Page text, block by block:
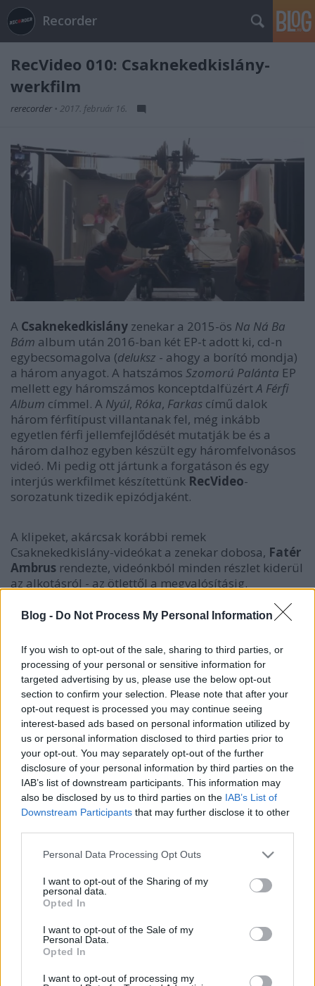
Blog - Do Not Process My Personal Information
If you wish to opt-out of the sale, sharing to third parties, or
processing of your personal or sensitive information for
targeted advertising by us, please use the below opt-out
section to confirm your selection. Please note that after your
opt-out request is processed you may continue seeing
interest-based ads based on personal information utilized by
us or personal information disclosed to third parties prior to
your opt-out. You may separately opt-out of the further
disclosure of your personal information by third parties on the
IAB’s list of downstream participants. This information may
also be disclosed by us to third parties on the IAB’s List of
Downstream Participants that may further disclose it to other
Please note that this website/app uses one or more Google
not limited to your visit or usage behaviour. You may click to
grant or deny consent to Google and its third-party tags to
use your data for below specified purposes in below Google
consent section.
Personal Data Processing Opt Outs
I want to opt-out of the Sharing of my
personal data.
Opted In
I want to opt-out of the Sale of my
Personal Data.
Opted In
I want to opt-out of processing my
Recorder
RecVideo 010: Csaknekedkislány-
werkfilm
rerecorder • 2017. február 16.
A Csaknekedkislány zenekar a 2015-ös Na Ná Ba
Bám album után 2016-ban két EP-t adott ki, cd-n
egybecsomagolva (deluksz - ahogy a borító mondja)
a három anyagot. A hatszámos Szomorú Palánta EP
mellett egy háromszámos konceptdalfüzértA Férfi
Album címmel. A Nyúl, Róka, Farkas című dalok
három férfitípust villantanak fel, még inkább
egyetlen férfi jellemfejlődését mutatják be és a
három dalhoz egyben készült egy háromfelvonásos
videó. Mi pedig ott jártunk a forgatáson és egy
interjús werkfilmet készítettünk RecVideo-
sorozatunk tizedik epizódjaként.
A klipeket, akárcsak korábbi remek
Csaknekedkislány-videókat a zenekar dobosa, Fatér
Ambrus rendezte, videónkból minden részlet kiderül
az alkotásról - az ötlettől a megvalósításig.
február 18-án a Gödörben lép fel a szintén kiváló
The Keeymentársaságában,Facebook-
eseményoldal
és akkor az így készült videó, interjúkkal, színfalak
mögötti jelenetekkel a CsaknekedkislányHárom férfi
klipsorozatához: